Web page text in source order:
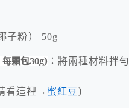
子粉） 50g
顆包30g) ：將兩種材料拌勻
看這裡→ 蜜紅豆)